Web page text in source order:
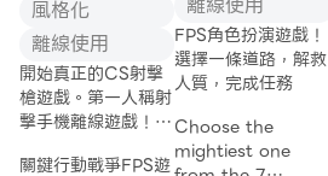
雞一起戰鬥和派遣難看的
外星人，以拯救該領域的
最終目的地。
如何參與雞槍和小雞攻擊
遊戲：
- 利用觸控控制
供選擇，你可以用兇猛的火力
殺死所有人。
太空冒險擊敗所有忍者完成任
務的生存。
要成為一個真正的倖存者，你
必須在正確的時間選擇正確的
風格化
離線使用
開始真正的CS射擊
槍遊戲。第一人稱射
擊手機離線遊戲！
關鍵行動戰爭FPS遊
FPS角色扮演遊戲！
選擇一條道路，解救
人質，完成任務
Choose the
mightiest one